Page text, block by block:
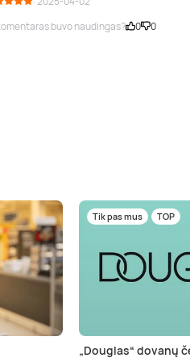
buvo naudingas?
0 0
Tik pas mus TOP
„Douglas“ dovanų